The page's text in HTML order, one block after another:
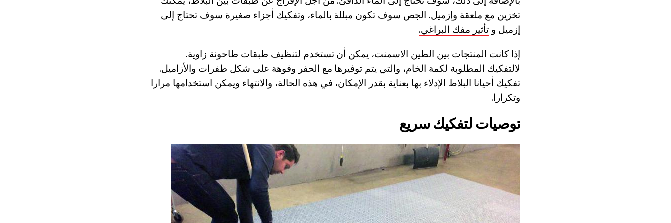
تخزين مع ملعقة وإزميل. الجص سوف تكون مبللة بالماء، وتفكيك أجزاء صغيرة سوف تحتاج إلى
إزميل و تأثير مفك البراغي.
إذا كانت المنتجات بين الطين الاسمنت، يمكن أن تستخدم لتنظيف طبقات طاحونة زاوية.
لالتفكيك المطلوبة لكمة الخام، والتي يتم توفيرها مع الحفر وفوهة على شكل طفرات والأزاميل.
تفكيك أحيانا البلاط الإدلاء بها بعناية بقدر الإمكان، في هذه الحالة، والانتهاء ويمكن استخدامها مرارا
وتكرارا.
توصيات لتفكيك سريع